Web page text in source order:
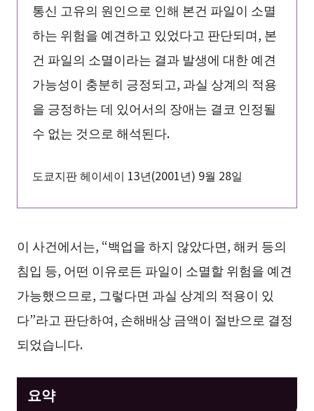
통신 고유의 원인으로 인해 본건 파일이 소멸
하는 위험을 예견하고 있었다고 판단되며, 본
건 파일의 소멸이라는 결과 발생에 대한 예견
가능성이 충분히 긍정되고, 과실 상계의 적용
을 긍정하는 데 있어서의 장애는 결코 인정될
수 없는 것으로 해석된다.
도쿄지판 헤이세이 13년(2001년) 9월 28일
이 사건에서는, “백업을 하지 않았다면, 해커 등의
침입 등, 어떤 이유로든 파일이 소멸할 위험을 예견
가능했으므로, 그렇다면 과실 상계의 적용이 있
다”라고 판단하여, 손해배상 금액이 절반으로 결정
되었습니다.
요약